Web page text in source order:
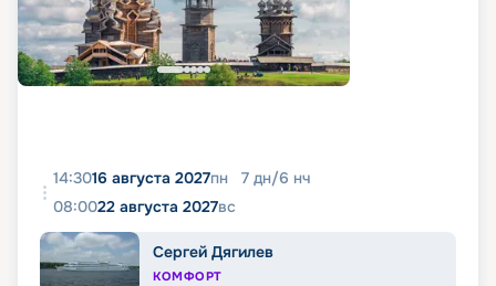
14:3016 августа 2027пн 7 дн/6 нч
08:0022 августа 2027вс
Сергей Дягилев
КОМФОРТ